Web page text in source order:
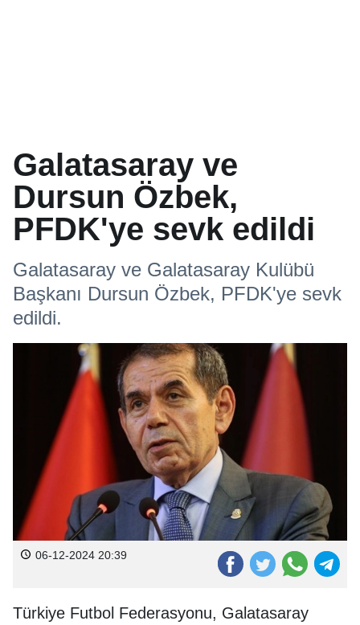
Galatasaray ve
Dursun Özbek,
PFDK'ye sevk edildi
Galatasaray ve Galatasaray Kulübü
Başkanı Dursun Özbek, PFDK'ye sevk
edildi.
06-12-2024 20:39
Türkiye Futbol Federasyonu, Galatasaray